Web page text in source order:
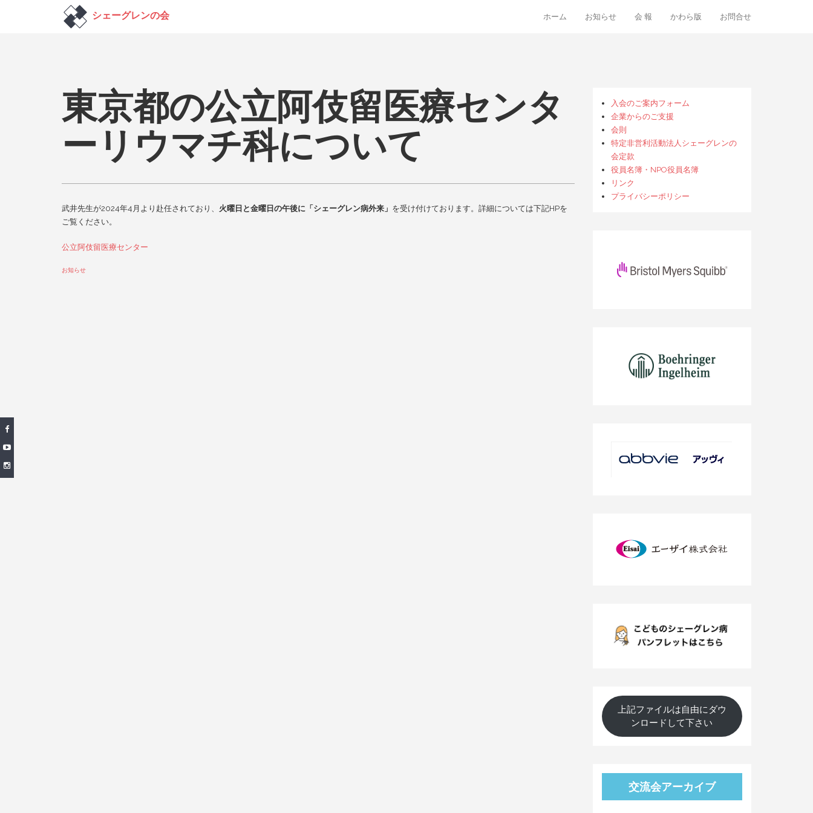
ホーム お知らせ 会 報 かわら版 お問合せ
東京都の公立阿伎留医療センタ
ーリウマチ科について
武井先生が2024年4月より赴任されており、 火曜日と金曜日の午後に「シェーグレン病外来」 を受け付けております。詳細については下記HPを
ご覧ください。
公立阿伎留医療センター
お知らせ
入会のご案内フォーム
企業からのご支援
会則
特定非営利活動法人シェーグレンの
会定款
役員名簿・NPO役員名簿
リンク
プライバシーポリシー
上記ファイルは自由にダウ
ンロードして下さい
交流会アーカイブ